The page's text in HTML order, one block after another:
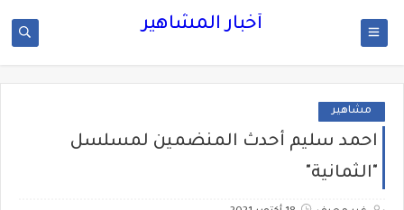
أخبار المشاهير
مشاهير
احمد سليم أحدث المنضمين لمسلسل
"الثمانية"